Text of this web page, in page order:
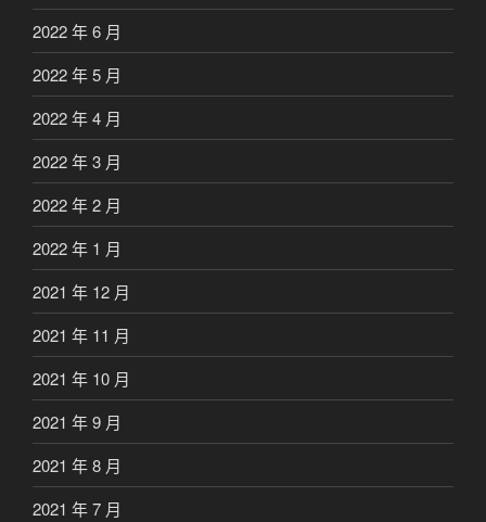
2022 年 6 月
2022 年 5 月
2022 年 4 月
2022 年 3 月
2022 年 2 月
2022 年 1 月
2021 年 12 月
2021 年 11 月
2021 年 10 月
2021 年 9 月
2021 年 8 月
2021 年 7 月